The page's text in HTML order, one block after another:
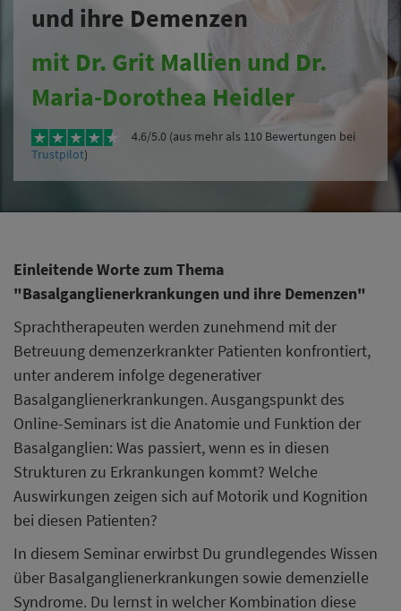
und ihre Demenzen
mit Dr. Grit Mallien und Dr.
Maria-Dorothea Heidler
4.6/5.0 (aus mehr als 110 Bewertungen bei
Trustpilot)
Einleitende Worte zum Thema
"Basalganglienerkrankungen und ihre Demenzen"
Sprachtherapeuten werden zunehmend mit der
Betreuung demenzerkrankter Patienten konfrontiert,
unter anderem infolge degenerativer
Basalganglienerkrankungen. Ausgangspunkt des
Online-Seminars ist die Anatomie und Funktion der
Basalganglien: Was passiert, wenn es in diesen
Strukturen zu Erkrankungen kommt? Welche
Auswirkungen zeigen sich auf Motorik und Kognition
bei diesen Patienten?
In diesem Seminar erwirbst Du grundlegendes Wissen
über Basalganglienerkrankungen sowie demenzielle
Syndrome. Du lernst in welcher Kombination diese